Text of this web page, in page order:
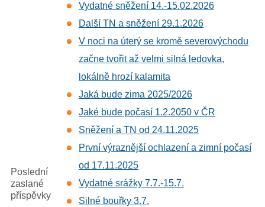
Poslední
zaslané
příspěvky
Vydatné sněžení 14.-15.02.2026
Další TN a sněžení 29.1.2026
V noci na úterý se kromě severovýchodu
začne tvořit až velmi silná ledovka,
lokálně hrozí kalamita
Jaká bude zima 2025/2026
Jaké bude počasí 1.2.2050 v ČR
Sněžení a TN od 24.11.2025
První výraznější ochlazení a zimní počasí
od 17.11.2025
Vydatné srážky 7.7.-15.7.
Silné bouřky 3.7.